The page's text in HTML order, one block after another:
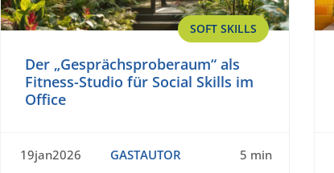
SOFT SKILLS
Der „Gesprächsproberaum“ als
Fitness-Studio für Social Skills im
Office
19jan2026 GASTAUTOR 5 min